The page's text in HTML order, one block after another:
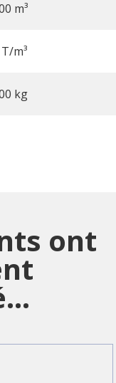
m³
m³
kg
ont